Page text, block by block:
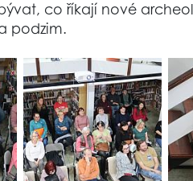
co říkají nové
podzim.